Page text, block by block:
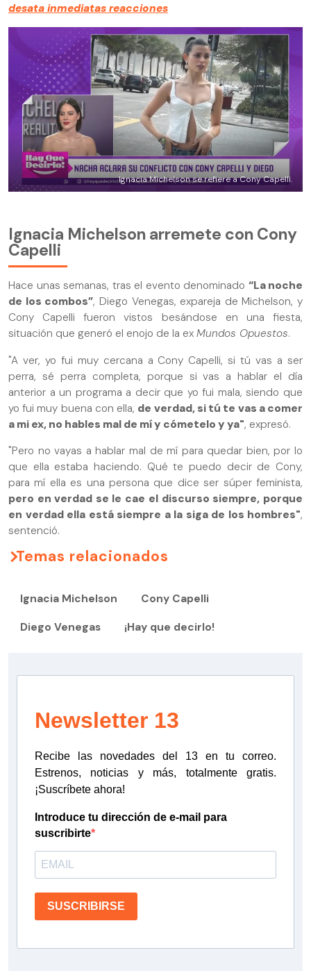
desata inmediatas reacciones
Ignacia Michelson se refiere a Cony Capelli.
Ignacia Michelson arremete con Cony
Capelli
Hace unas semanas, tras el evento denominado “La noche
de los combos”, Diego Venegas, expareja de Michelson, y
Cony Capelli fueron vistos besándose en una fiesta,
situación que generó el enojo de la ex Mundos Opuestos.
"A ver, yo fui muy cercana a Cony Capelli, si tú vas a ser
perra, sé perra completa, porque si vas a hablar el día
anterior a un programa a decir que yo fui mala, siendo que
yo fui muy buena con ella, de verdad, si tú te vas a comer
a mi ex, no hables mal de mí y cómetelo y ya", expresó.
"Pero no vayas a hablar mal de mí para quedar bien, por lo
que ella estaba haciendo. Qué te puedo decir de Cony,
para mí ella es una persona que dice ser súper feminista,
pero en verdad se le cae el discurso siempre, porque
en verdad ella está siempre a la siga de los hombres",
sentenció.
Temas relacionados
Ignacia Michelson Cony Capelli
Diego Venegas ¡Hay que decirlo!
Newsletter 13
Recibe las novedades del 13 en tu correo.
Estrenos, noticias y más, totalmente gratis.
¡Suscríbete ahora!
Introduce tu dirección de e-mail para
suscribirte
SUSCRIBIRSE